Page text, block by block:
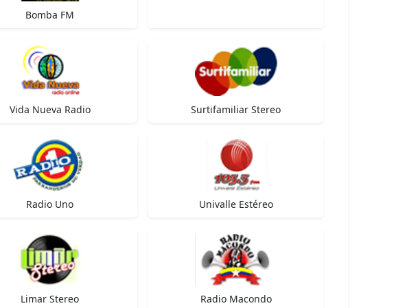
Bomba FM
Vida Nueva Radio Surtifamiliar Stereo
Radio Uno Univalle Estéreo
Limar Stereo Radio Macondo